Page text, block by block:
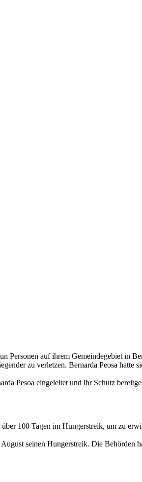
Personen auf ihrem Gemeindegebiet in
zu verletzen. Bernarda Peosa hatte
Pesoa eingeleitet und ihr Schutz
100 Tagen im Hungerstreik, um zu
seinen Hungerstreik. Die Behörden